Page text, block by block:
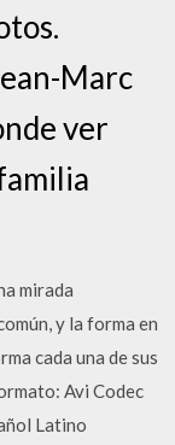
Marc
ver
mirada
y la forma en
cada una de sus
Avi Codec
Latino